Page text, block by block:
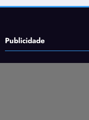
Publicidade